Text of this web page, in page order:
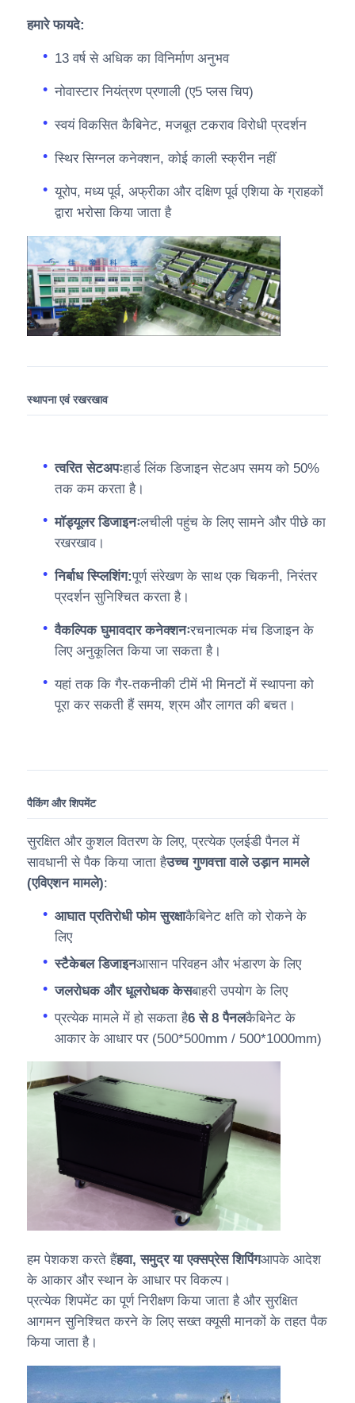
हमारे फायदे:
13 वर्ष से अधिक का विनिर्माण अनुभव
नोवास्टार नियंत्रण प्रणाली (ए5 प्लस चिप)
स्वयं विकसित कैबिनेट, मजबूत टकराव विरोधी प्रदर्शन
स्थिर सिग्नल कनेक्शन, कोई काली स्क्रीन नहीं
यूरोप, मध्य पूर्व, अफ्रीका और दक्षिण पूर्व एशिया के ग्राहकों
द्वारा भरोसा किया जाता है
स्थापना एवं रखरखाव
त्वरित सेटअपःहार्ड लिंक डिजाइन सेटअप समय को 50%
तक कम करता है।
मॉड्यूलर डिजाइनःलचीली पहुंच के लिए सामने और पीछे का
रखरखाव।
निर्बाध स्प्लिशिंग:पूर्ण संरेखण के साथ एक चिकनी, निरंतर
प्रदर्शन सुनिश्चित करता है।
वैकल्पिक घुमावदार कनेक्शनःरचनात्मक मंच डिजाइन के
लिए अनुकूलित किया जा सकता है।
यहां तक कि गैर-तकनीकी टीमें भी मिनटों में स्थापना को
पूरा कर सकती हैं समय, श्रम और लागत की बचत।
पैकिंग और शिपमेंट
सुरक्षित और कुशल वितरण के लिए, प्रत्येक एलईडी पैनल में
सावधानी से पैक किया जाता हैउच्च गुणवत्ता वाले उड़ान मामले
(एविएशन मामले):
आघात प्रतिरोधी फोम सुरक्षाकैबिनेट क्षति को रोकने के
लिए
स्टैकेबल डिजाइनआसान परिवहन और भंडारण के लिए
जलरोधक और धूलरोधक केसबाहरी उपयोग के लिए
प्रत्येक मामले में हो सकता है6 से 8 पैनलकैबिनेट के
आकार के आधार पर (500*500mm / 500*1000mm)
हम पेशकश करते हैंहवा, समुद्र या एक्सप्रेस शिपिंगआपके आदेश
के आकार और स्थान के आधार पर विकल्प।
प्रत्येक शिपमेंट का पूर्ण निरीक्षण किया जाता है और सुरक्षित
आगमन सुनिश्चित करने के लिए सख्त क्यूसी मानकों के तहत पैक
किया जाता है।